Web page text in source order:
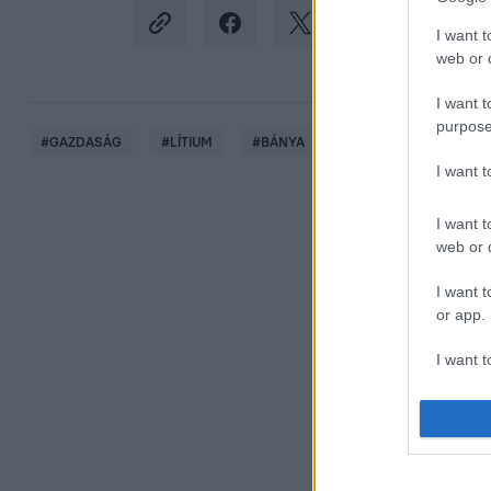
I want
web or
I want
I want
I want
web or
I want
or app.
I want
I want
#GAZDASÁG # LÍTIUM #BÁNYA